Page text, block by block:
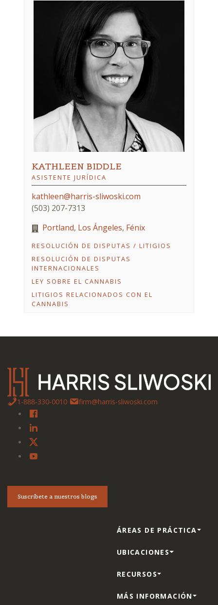
KATHLEEN BIDDLE
ASISTENTE JURÍDICA
kathleen@harris-sliwoski.com
(503) 207-7313
Portland, Los Ángeles, Fénix
RESOLUCIÓN DE DISPUTAS / LITIGIOS
RESOLUCIÓN DE DISPUTAS
INTERNACIONALES
LEY SOBRE EL CANNABIS
LITIGIOS RELACIONADOS CON EL
CANNABIS
1-888-330-0010 firm@harris-sliwoski.com
Suscríbete a nuestros blogs
ÁREAS DE PRÁCTICA
UBICACIONES
RECURSOS
MÁS INFORMACIÓN